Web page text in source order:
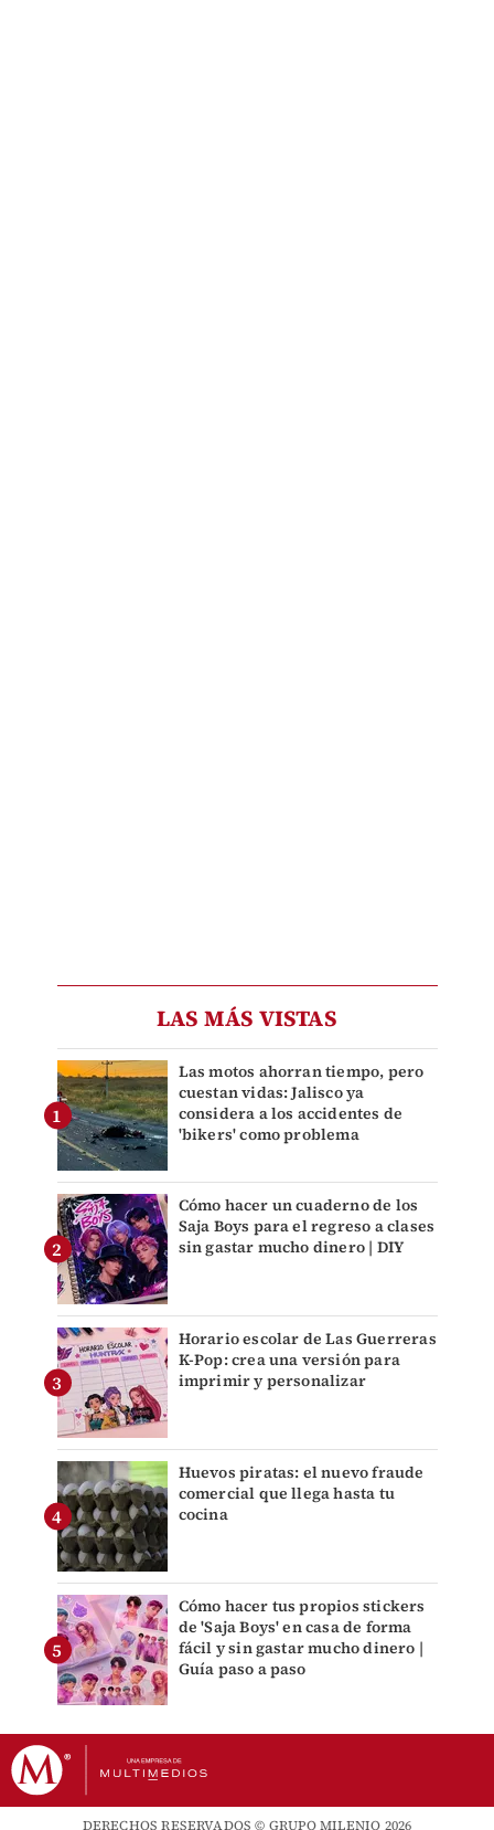
LAS MÁS VISTAS
Las motos ahorran tiempo, pero
cuestan vidas: Jalisco ya
considera a los accidentes de
'bikers' como problema
Cómo hacer un cuaderno de los
Saja Boys para el regreso a clases
sin gastar mucho dinero | DIY
Horario escolar de Las Guerreras
K-Pop: crea una versión para
imprimir y personalizar
Huevos piratas: el nuevo fraude
comercial que llega hasta tu
cocina
Cómo hacer tus propios stickers
de 'Saja Boys' en casa de forma
fácil y sin gastar mucho dinero |
Guía paso a paso
DERECHOS RESERVADOS © GRUPO MILENIO 2026